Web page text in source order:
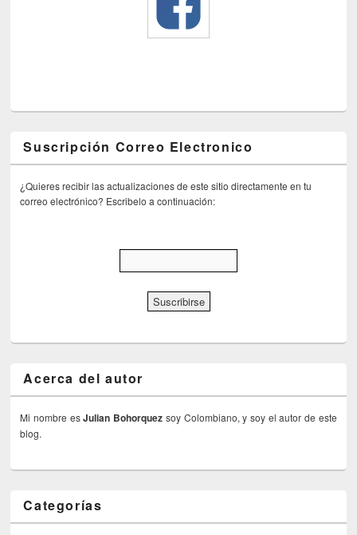
Suscripción Correo Electronico
¿Quieres recibir las actualizaciones de este sitio directamente en tu
correo electrónico? Escribelo a continuación:
Acerca del autor
Mi nombre esJulian Bohorquez soy Colombiano, y soy el autor de este
blog.
Categorías